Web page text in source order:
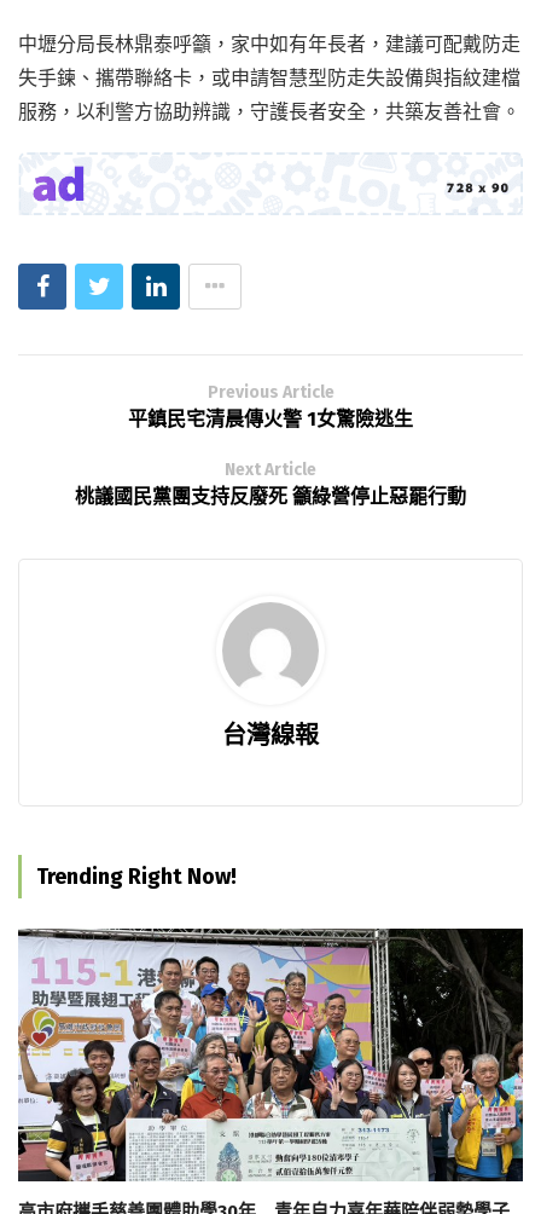
中壢分局長林鼎泰呼籲，家中如有年長者，建議可配戴防走
失手鍊、攜帶聯絡卡，或申請智慧型防走失設備與指紋建檔
服務，以利警方協助辨識，守護長者安全，共築友善社會。
Previous Article
平鎮民宅清晨傳火警 1女驚險逃生
Next Article
桃議國民黨團支持反廢死 籲綠營停止惡罷行動
台灣線報
Trending Right Now!